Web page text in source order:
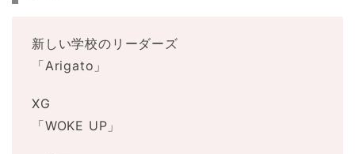
新しい学校のリーダーズ
「Arigato」
XG
「WOKE UP」